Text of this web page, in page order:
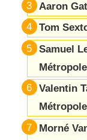
Aaron
Tom
Samuel
Valentin
Morné